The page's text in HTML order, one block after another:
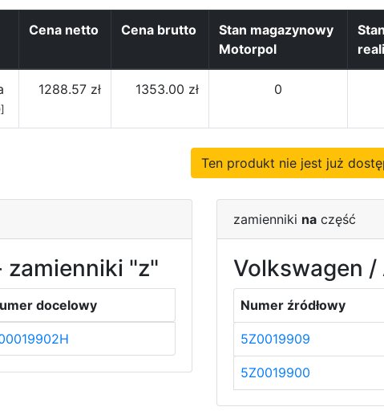
Cena netto Cena brutto
Stan magazynowy
Motorpol
1288.57 zł 1353.00 zł 0
Ten produkt nie jest już
zamienniki "z"
docelowy
zamienniki na część
Volkswagen
Numer źródłowy
5Z0019909
5Z0019900